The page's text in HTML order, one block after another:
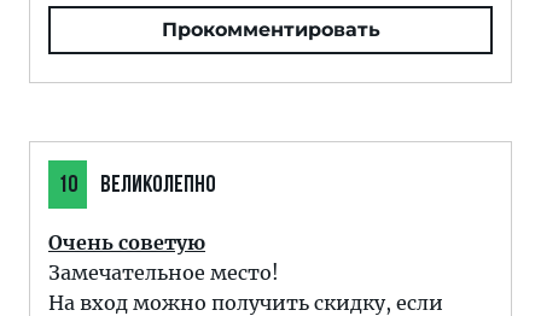
Прокомментировать
10 ВЕЛИКОЛЕПНО
Очень советую
Замечательное место!
На вход можно получить скидку, если